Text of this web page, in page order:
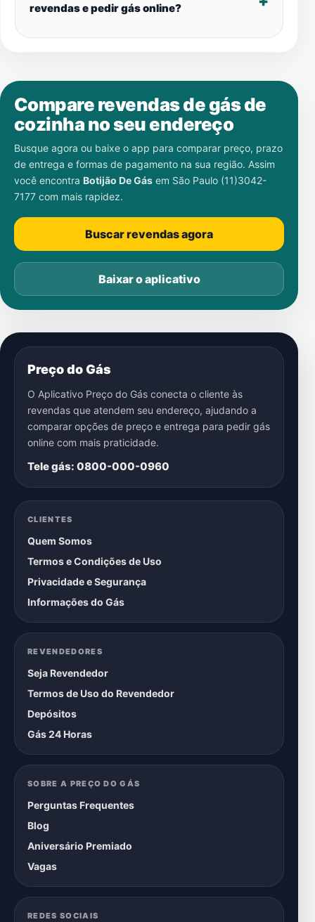
revendas e pedir gás online?
Compare revendas de gás de
cozinha no seu endereço
Busque agora ou baixe o app para comparar preço, prazo
de entrega e formas de pagamento na sua região. Assim
você encontra Botijão De Gás em São Paulo (11)3042-
7177 com mais rapidez.
Buscar revendas agora
Baixar o aplicativo
Preço do Gás
O Aplicativo Preço do Gás conecta o cliente às
revendas que atendem seu endereço, ajudando a
comparar opções de preço e entrega para pedir gás
online com mais praticidade.
Tele gás: 0800-000-0960
CLIENTES
Quem Somos
Termos e Condições de Uso
Privacidade e Segurança
Informações do Gás
REVENDEDORES
Seja Revendedor
Termos de Uso do Revendedor
Depósitos
Gás 24 Horas
SOBRE A PREÇO DO GÁS
Perguntas Frequentes
Blog
Aniversário Premiado
Vagas
REDES SOCIAIS